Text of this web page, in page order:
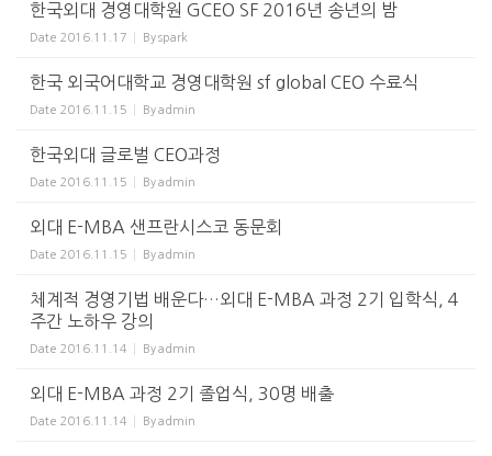
한국외대 경영대학원 GCEO SF 2016년 송년의 밤
Date 2016.11.17 Byspark
한국 외국어대학교 경영대학원 sf global CEO 수료식
Date 2016.11.15 Byadmin
한국외대 글로벌 CEO과정
Date 2016.11.15 Byadmin
외대 E-MBA 샌프란시스코 동문회
Date 2016.11.15 Byadmin
체계적 경영기법 배운다…외대 E-MBA 과정 2기 입학식, 4
주간 노하우 강의
Date 2016.11.14 Byadmin
외대 E-MBA 과정 2기 졸업식, 30명 배출
Date 2016.11.14 Byadmin